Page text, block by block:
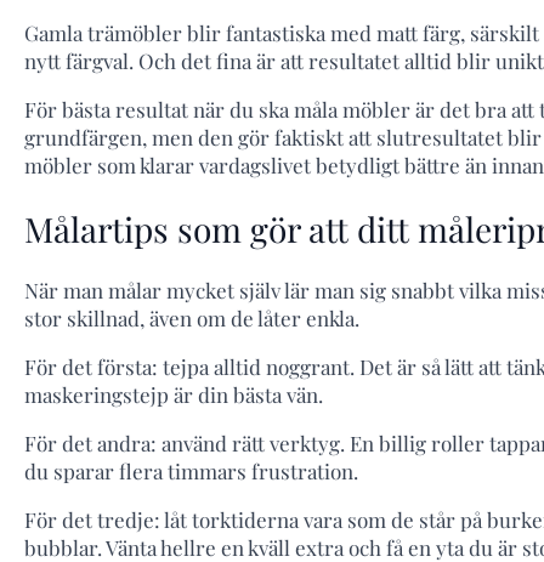
Gamla trämöbler blir fantastiska med matt färg,
nytt färgval. Och det fina är att resultatet alltid blir
För bästa resultat när du ska måla möbler är det bra
grundfärgen, men den gör faktiskt att slutresultatet
möbler som klarar vardagslivet betydligt bättre än
Målartips som gör att ditt
När man målar mycket själv lär man sig snabbt vilka
stor skillnad, även om de låter enkla.
För det första: tejpa alltid noggrant. Det är så lätt att
maskeringstejp är din bästa vän.
För det andra: använd rätt verktyg. En billig roller
du sparar flera timmars frustration.
För det tredje: låt torktiderna vara som de står på
bubblar. Vänta hellre en kväll extra och få en yta du är